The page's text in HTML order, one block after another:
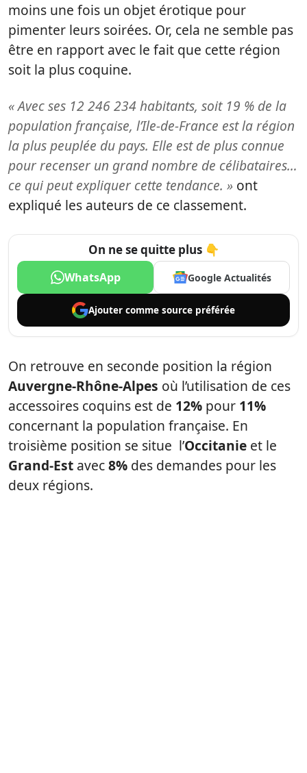
moins une fois un objet érotique pour
pimenter leurs soirées. Or, cela ne semble pas
être en rapport avec le fait que cette région
soit la plus coquine.
« Avec ses 12 246 234 habitants, soit 19 % de la
population française, l’Ile-de-France est la région
la plus peuplée du pays. Elle est de plus connue
pour recenser un grand nombre de célibataires…
ce qui peut expliquer cette tendance. » ont
expliqué les auteurs de ce classement.
On ne se quitte plus 👇
WhatsApp Google Actualités
Ajouter comme source préférée
On retrouve en seconde position la région
Auvergne-Rhône-Alpes où l’utilisation de ces
accessoires coquins est de 12% pour 11%
concernant la population française. En
troisième position se situe l’Occitanie et le
Grand-Est avec8% des demandes pour les
deux régions.